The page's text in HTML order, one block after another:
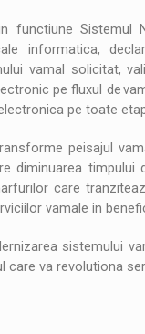
functiune
informatica,
vamal solicitat,
pe fluxul de
pe toate
peisajul
diminuarea
care
vamale in
sistemului
care va revolutiona